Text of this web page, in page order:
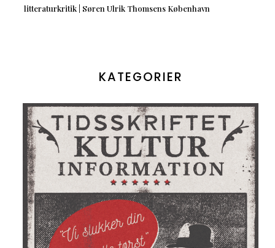
litteraturkritik | Søren Ulrik Thomsens København
KATEGORIER